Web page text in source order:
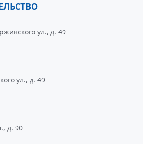
ул., д. 49
ул., д. 49
д. 90